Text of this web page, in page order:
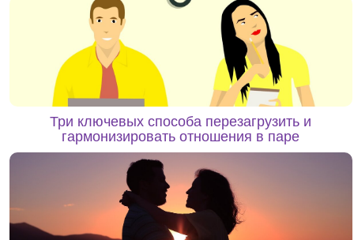
Три ключевых способа перезагрузить и
гармонизировать отношения в паре